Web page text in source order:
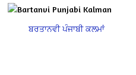
ਬਰਤਾਨਵੀ ਪੰਜਾਬੀ ਕਲਮਾਂ